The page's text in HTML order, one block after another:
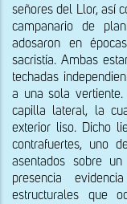
señores del Llor, así
campanario de
adosaron en
sacristía. Ambas
techadas
a una sola
capilla lateral, la
exterior liso. Dicho
contrafuertes, uno
asentados sobre
presencia
estructurales que